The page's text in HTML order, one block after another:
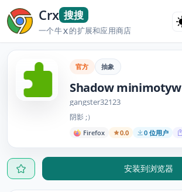
Crx 搜搜
一个牛X的扩展和应用商店
官方 抽象
Shadow minimotyw
gangster32123
阴影 ;）
Firefox 0.0 0 位用户
安装到浏览器